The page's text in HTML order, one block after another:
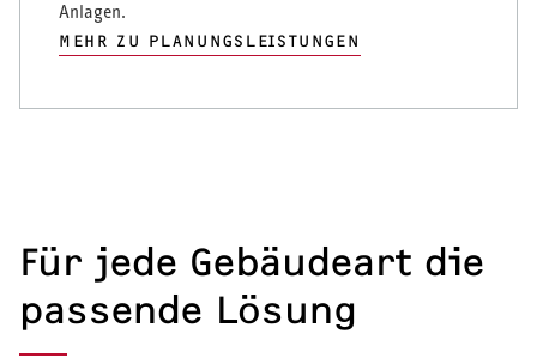
Anlagen.
MEHR ZU PLANUNGSLEISTUNGEN
Für jede Gebäudeart die
passende Lösung